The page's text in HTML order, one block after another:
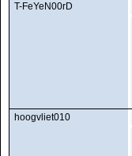
T-FeYeN00rD
hoogvliet010